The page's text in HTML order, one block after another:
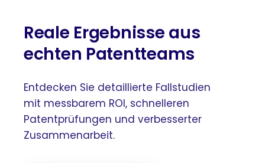
Reale Ergebnisse aus
echten Patentteams
Entdecken Sie detaillierte Fallstudien
mit messbarem ROI, schnelleren
Patentprüfungen und verbesserter
Zusammenarbeit.